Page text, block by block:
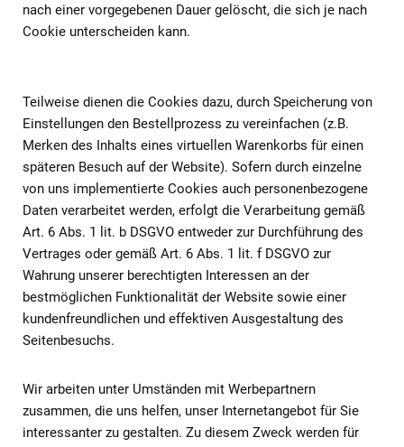
nach einer vorgegebenen Dauer gelöscht, die sich je nach
Cookie unterscheiden kann.
Teilweise dienen die Cookies dazu, durch Speicherung von
Einstellungen den Bestellprozess zu vereinfachen (z.B.
Merken des Inhalts eines virtuellen Warenkorbs für einen
späteren Besuch auf der Website). Sofern durch einzelne
von uns implementierte Cookies auch personenbezogene
Daten verarbeitet werden, erfolgt die Verarbeitung gemäß
Art. 6 Abs. 1 lit. b DSGVO entweder zur Durchführung des
Vertrages oder gemäß Art. 6 Abs. 1 lit. f DSGVO zur
Wahrung unserer berechtigten Interessen an der
bestmöglichen Funktionalität der Website sowie einer
kundenfreundlichen und effektiven Ausgestaltung des
Seitenbesuchs.
Wir arbeiten unter Umständen mit Werbepartnern
zusammen, die uns helfen, unser Internetangebot für Sie
interessanter zu gestalten. Zu diesem Zweck werden für